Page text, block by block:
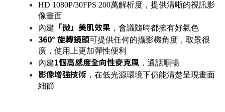
HD 1080P/30FPS 200萬解析度，提供清晰的視訊影
像畫面
內建
「微」美肌效果 ，會議隨時都擁有好氣色
360° 旋轉鏡頭可提供任何的攝影機角度，取景很
廣，使用上更加彈性便利
內建1個高感度全向性麥克風 ，通話順暢
影像增強技術 ，在低光源環境下仍能清楚呈現畫面
細節